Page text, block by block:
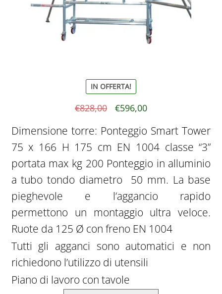
IN OFFERTA!
€828,00
originale
era:
€828,00.
€596,00Il
attuale
è:
€596,00.
Dimensione torre: Ponteggio Smart Tower
75 x 166 H 175 cm EN 1004 classe “3”
portata max kg 200 Ponteggio in alluminio
a tubo tondo diametro 50 mm. La base
pieghevole e l’aggancio rapido
permettono un montaggio ultra veloce.
Ruote da 125 Ø con freno EN 1004
Tutti gli agganci sono automatici e non
richiedono l’utilizzo di utensili
Piano di lavoro con tavole